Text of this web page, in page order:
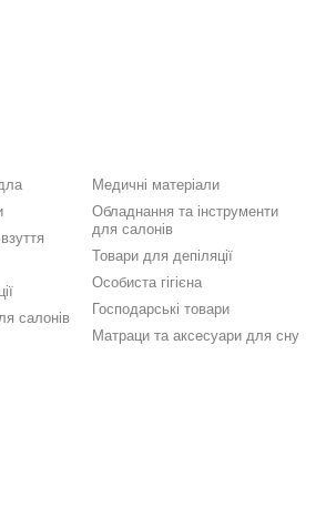
салонів
Медичні матеріали
Обладнання та інструменти
для салонів
Товари для депіляції
Особиста гігієна
Господарські товари
Матраци та аксесуари для сну